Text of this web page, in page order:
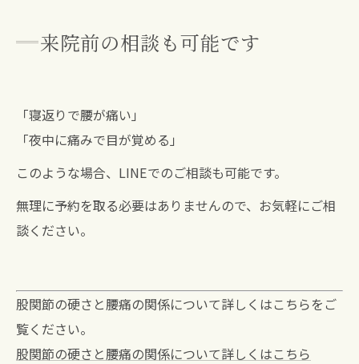
来院前の相談も可能です
「寝返りで腰が痛い」
「夜中に痛みで目が覚める」
このような場合、LINEでのご相談も可能です。
無理に予約を取る必要はありませんので、お気軽にご相
談ください。
股関節の硬さと腰痛の関係について詳しくはこちらをご
覧ください。
股関節の硬さと腰痛の関係について詳しくはこちら